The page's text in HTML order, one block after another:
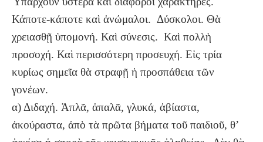
Κάποτε-κάποτε καὶ ἀνώμαλοι. Δύσκολοι. Θὰ
χρειασθῇ ὑπομονή. Καὶ σύνεσις. Καὶ πολλὴ
προσοχή. Καὶ περισσότερη προσευχή. Εἰς τρία
κυρίως σημεῖα θὰ στραφῇ ἡ προσπάθεια τῶν
γονέων.
α) Διδαχή. Ἁπλᾶ, ἁπαλᾶ, γλυκά, ἀβίαστα,
ἀκούραστα, ἀπὸ τὰ πρῶτα βήματα τοῦ παιδιοῦ, θ’